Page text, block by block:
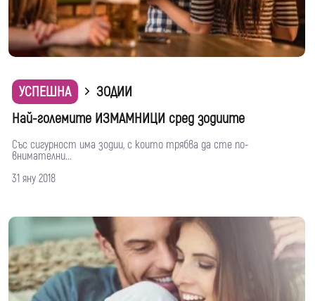
УСПЕШНА
ЗОДИИ
Най-големите ИЗМАМНИЦИ сред зодиите
Със сигурност има зодии, с които трябва да сте по-
внимателни...
31 яну 2018